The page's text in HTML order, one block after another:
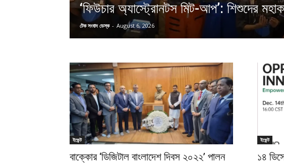
‘ফিউচার অ্যাস্ট্রোনটস মিট-আপ’: শিশুদের
টেক সংবাদ ডেস্ক - August 6, 2026
ইভেন্ট
বাক্কোর ‘ডিজিটাল বাংলাদেশ দিবস ২০২২’ পালন
ইভেন্ট
১৪